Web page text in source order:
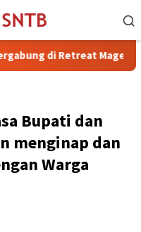
Magelang
Bupati dan
menginap dan
Warga